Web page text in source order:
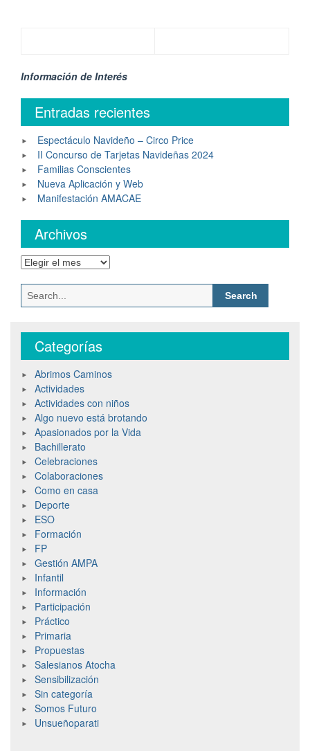
Información de Interés
Entradas recientes
Espectáculo Navideño – Circo Price
II Concurso de Tarjetas Navideñas 2024
Familias Conscientes
Nueva Aplicación y Web
Manifestación AMACAE
Archivos
Categorías
Abrimos Caminos
Actividades
Actividades con niños
Algo nuevo está brotando
Apasionados por la Vida
Bachillerato
Celebraciones
Colaboraciones
Como en casa
Deporte
ESO
Formación
FP
Gestión AMPA
Infantil
Información
Participación
Práctico
Primaria
Propuestas
Salesianos Atocha
Sensibilización
Sin categoría
Somos Futuro
Unsueñoparati